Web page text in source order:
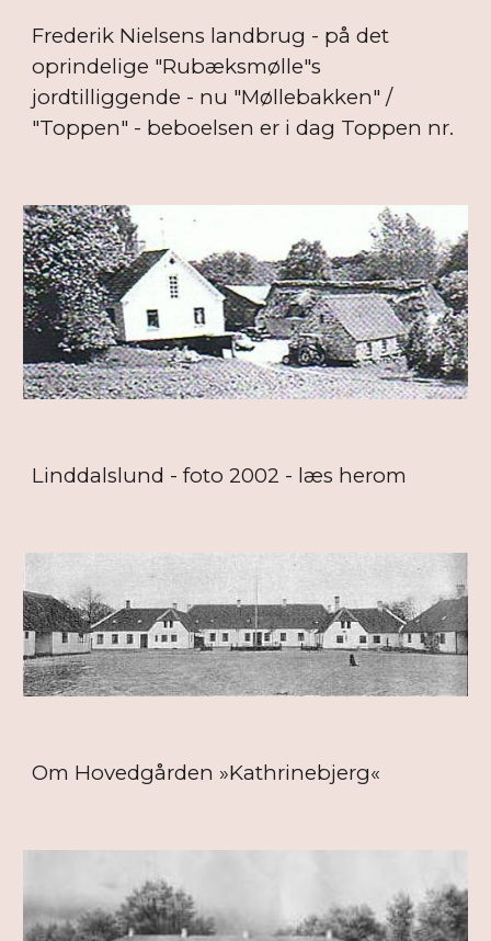
Frederik Nielsens landbrug - på det
oprindelige "Rubæksmølle"s
jordtilliggende - nu "Møllebakken" /
"Toppen" - beboelsen er i dag Toppen nr.
Linddalslund - foto 2002 - læs herom
Om Hovedgården »Kathrinebjerg«